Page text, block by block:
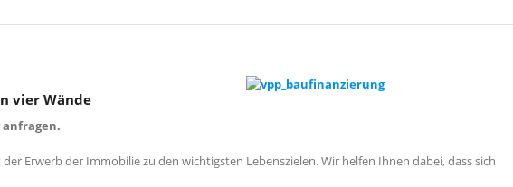
vier Wände
anfragen.
Erwerb der Immobilie zu den wichtigsten Lebenszielen. Wir helfen Ihnen dabei, dass sich